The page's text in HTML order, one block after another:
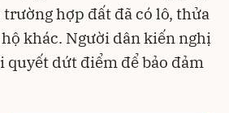
hợp đất đã có lô, thửa
khác. Người dân kiến nghị
quyết dứt điểm để bảo đảm